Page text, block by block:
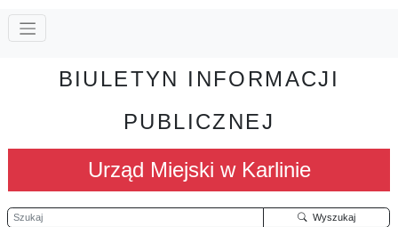
BIULETYN INFORMACJI
PUBLICZNEJ
Urząd Miejski w Karlinie
Szukaj Wyszukaj